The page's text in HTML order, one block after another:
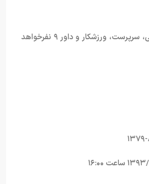
حداکثر نفرات اعزامی اعم از مربی، سرپرست، ورزشکار و داور ۹ نفرخواهد